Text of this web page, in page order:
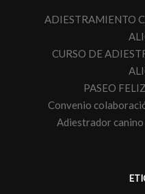
ADIESTRAMIENTO
CURSO DE
PASEO
Convenio
Adiestrador canino